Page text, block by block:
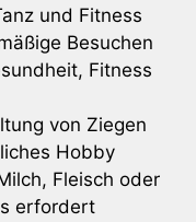
und Fitness
Besuchen
Fitness
von Ziegen
Hobby
Fleisch oder
erfordert